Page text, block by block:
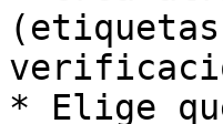
* Elige